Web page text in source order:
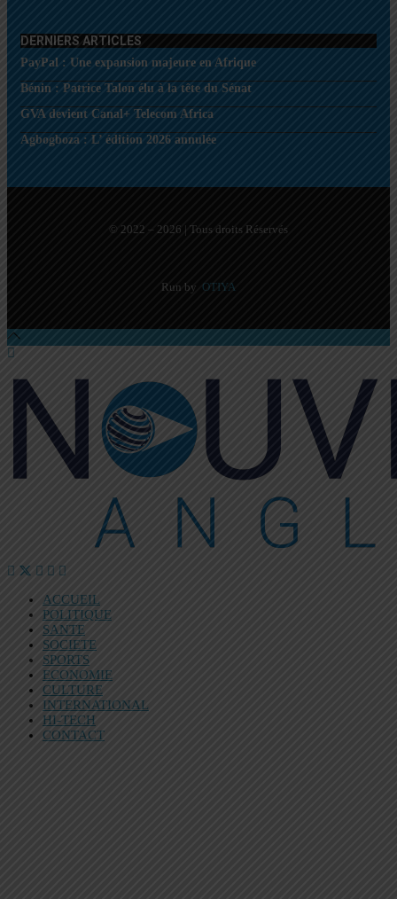
DERNIERS ARTICLES
PayPal : Une expansion majeure en Afrique
Bénin : Patrice Talon élu à la tête du Sénat
GVA devient Canal+ Telecom Africa
Agbogboza : L’ édition 2026 annulée
© 2022 – 2026 | Tous droits Réservés
Run by OTIYA
ACCUEIL
POLITIQUE
SANTE
SOCIETE
SPORTS
ECONOMIE
CULTURE
INTERNATIONAL
HI-TECH
CONTACT